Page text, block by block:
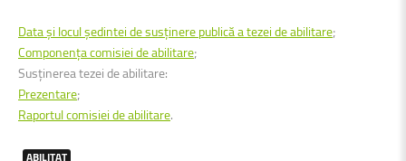
Data şi locul şedintei de susținere publică a tezei de abilitare;
Componența comisiei de abilitare;
Susținerea tezei de abilitare:
Prezentare;
Raportul comisiei de abilitare.
ABILITAT